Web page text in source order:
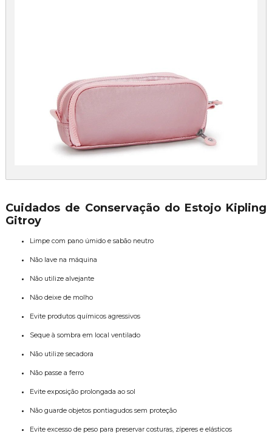
Cuidados de Conservação do Estojo Kipling
Gitroy
Limpe com pano úmido e sabão neutro
Não lave na máquina
Não utilize alvejante
Não deixe de molho
Evite produtos químicos agressivos
Seque à sombra em local ventilado
Não utilize secadora
Não passe a ferro
Evite exposição prolongada ao sol
Não guarde objetos pontiagudos sem proteção
Evite excesso de peso para preservar costuras, zíperes e elásticos